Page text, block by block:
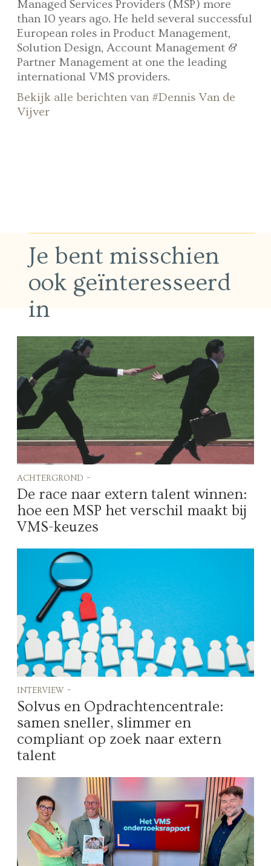
Managed Services Providers (MSP) more
than 10 years ago. He held several successful
European roles in Product Management,
Solution Design, Account Management &
Partner Management at one the leading
international VMS providers.
Bekijk alle berichten van #Dennis Van de
Vijver
Je bent misschien
ook geïnteresseerd
in
achtergrond -
De race naar extern talent winnen:
hoe een MSP het verschil maakt bij
VMS-keuzes
interview -
Solvus en Opdrachtencentrale:
samen sneller, slimmer en
compliant op zoek naar extern
talent